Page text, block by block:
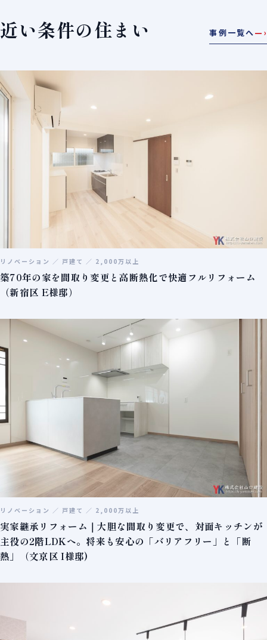
近い条件の住まい 事例一覧へ—›
リノベーション ／ 戸建て ／ 2,000万以上
築70年の家を間取り変更と高断熱化で快適フルリフォーム
（新宿区 E様邸）
リノベーション ／ 戸建て ／ 2,000万以上
実家継承リフォーム｜大胆な間取り変更で、対面キッチンが
主役の2階LDKへ。将来も安心の「バリアフリー」と「断
熱」（文京区 I様邸)